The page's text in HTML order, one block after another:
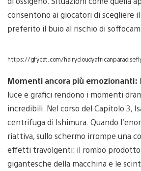
consentono ai giocatori di scegliere
preferito il buio al rischio di
https://gfycat.com/
Momenti ancora più emozionanti:
luce e grafici rendono i momenti
incredibili. Nel corso del Capitolo 3,
centrifuga di Ishimura. Quando
riattiva, sullo schermo irrompe una
effetti travolgenti: il rombo
gigantesche della macchina e le